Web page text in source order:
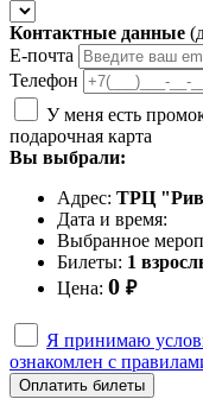
Контактные данные
Е-почта
Телефон
У меня есть
подарочная карта
Вы выбрали:
Адрес: ТРЦ
Дата и время:
Выбранное
Билеты: 1
Цена: 0 ₽
Я принимаю
ознакомлен с
Оплатить билеты